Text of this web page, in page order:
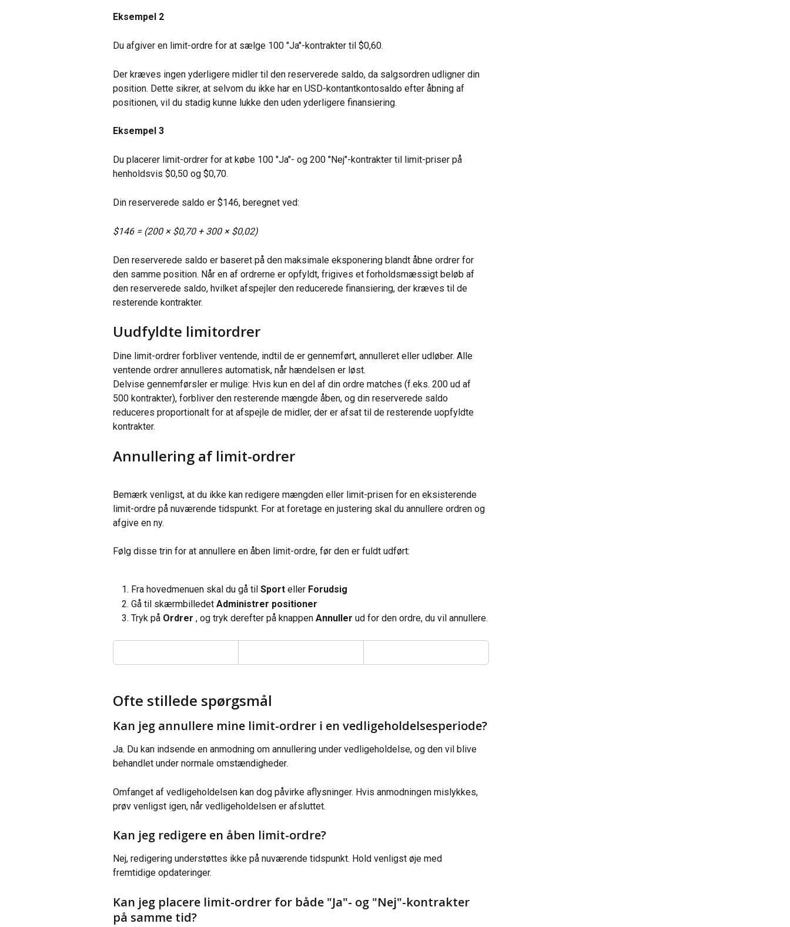
Eksempel 2
Du afgiver en limit-ordre for at sælge 100 "Ja"-kontrakter til $0,60.
Der kræves ingen yderligere midler til den reserverede saldo, da salgsordren udligner din
position. Dette sikrer, at selvom du ikke har en USD-kontantkontosaldo efter åbning af
positionen, vil du stadig kunne lukke den uden yderligere finansiering.
Eksempel 3
Du placerer limit-ordrer for at købe 100 "Ja"- og 200 "Nej"-kontrakter til limit-priser på
henholdsvis $0,50 og $0,70.
Din reserverede saldo er $146, beregnet ved:
$146 = (200 × $0,70 + 300 × $0,02)
Den reserverede saldo er baseret på den maksimale eksponering blandt åbne ordrer for
den samme position. Når en af ordrerne er opfyldt, frigives et forholdsmæssigt beløb af
den reserverede saldo, hvilket afspejler den reducerede finansiering, der kræves til de
resterende kontrakter.
Uudfyldte limitordrer
Dine limit-ordrer forbliver ventende, indtil de er gennemført, annulleret eller udløber. Alle
ventende ordrer annulleres automatisk, når hændelsen er løst.
Delvise gennemførsler er mulige: Hvis kun en del af din ordre matches (f.eks. 200 ud af
500 kontrakter), forbliver den resterende mængde åben, og din reserverede saldo
reduceres proportionalt for at afspejle de midler, der er afsat til de resterende uopfyldte
kontrakter.
Annullering af limit-ordrer
Bemærk venligst, at du ikke kan redigere mængden eller limit-prisen for en eksisterende
limit-ordre på nuværende tidspunkt. For at foretage en justering skal du annullere ordren og
afgive en ny.
Følg disse trin for at annullere en åben limit-ordre, før den er fuldt udført:
Fra hovedmenuen skal du gå til Sport eller Forudsig
Gå til skærmbilledet Administrer positioner
Tryk på Ordrer , og tryk derefter på knappen Annuller ud for den ordre, du vil annullere.
Ofte stillede spørgsmål
Kan jeg annullere mine limit-ordrer i en vedligeholdelsesperiode?
Ja. Du kan indsende en anmodning om annullering under vedligeholdelse, og den vil blive
behandlet under normale omstændigheder.
Omfanget af vedligeholdelsen kan dog påvirke aflysninger. Hvis anmodningen mislykkes,
prøv venligst igen, når vedligeholdelsen er afsluttet.
Kan jeg redigere en åben limit-ordre?
Nej, redigering understøttes ikke på nuværende tidspunkt. Hold venligst øje med
fremtidige opdateringer.
Kan jeg placere limit-ordrer for både "Ja"- og "Nej"-kontrakter
på samme tid?